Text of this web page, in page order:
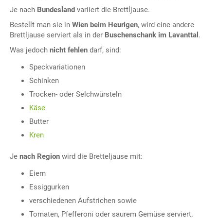
Je nach Bundesland variiert die Brettljause.
Bestellt man sie in Wien beim Heurigen, wird eine andere
Brettljause serviert als in der Buschenschank im Lavanttal .
Was jedoch nicht fehlen darf, sind:
Speckvariationen
Schinken
Trocken- oder Selchwürsteln
Käse
Butter
Kren
Je nach Region wird die Bretteljause mit:
Eiern
Essiggurken
verschiedenen Aufstrichen sowie
Tomaten, Pfefferoni oder saurem Gemüse serviert.